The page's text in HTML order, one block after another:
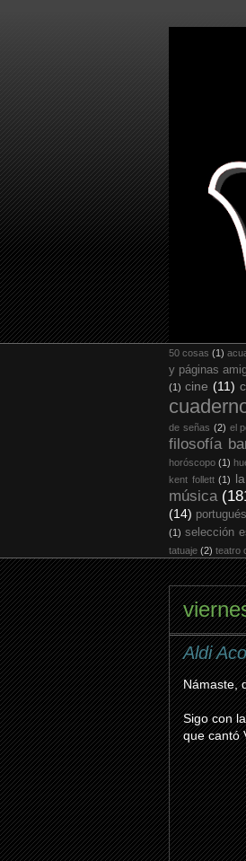
50 cosas (1)
y páginas
(1) cine (11)
de señas (2) el
filosofía
horóscopo (1)
kent follett (1)
música
(14) portugués
(1) selección
tatuaje (2) teatro
Aldi
Námaste,
Sigo con
que cantó